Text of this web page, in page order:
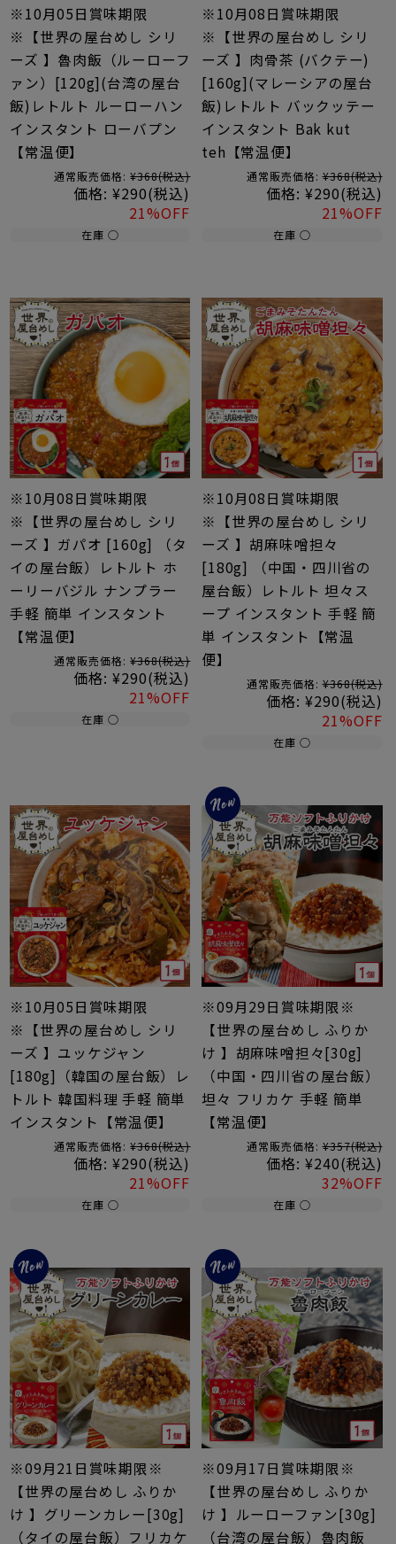
※10月05日賞味期限
※【世界の屋台めし シリ
ーズ 】魯肉飯（ルーローフ
ァン）[120g](台湾の屋台
飯)レトルト ルーローハン
インスタント ローバプン
【常温便】
通常販売価格: ¥368(税込)
価格: ¥290(税込)
21%OFF
在庫 ○
※10月08日賞味期限
※【世界の屋台めし シリ
ーズ 】肉骨茶 (バクテー)
[160g](マレーシアの屋台
飯)レトルト バックッテー
インスタント Bak kut
teh【常温便】
通常販売価格: ¥368(税込)
価格: ¥290(税込)
21%OFF
在庫 ○
※10月08日賞味期限
※【世界の屋台めし シリ
ーズ 】ガパオ [160g] （タ
イの屋台飯）レトルト ホ
ーリーバジル ナンプラー
手軽 簡単 インスタント
【常温便】
通常販売価格: ¥368(税込)
価格: ¥290(税込)
21%OFF
在庫 ○
※10月08日賞味期限
※【世界の屋台めし シリ
ーズ 】胡麻味噌担々
[180g] （中国・四川省の
屋台飯）レトルト 坦々ス
ープ インスタント 手軽 簡
単 インスタント【常温
便】
通常販売価格: ¥368(税込)
価格: ¥290(税込)
21%OFF
在庫 ○
※10月05日賞味期限
※【世界の屋台めし シリ
ーズ 】ユッケジャン
[180g]（韓国の屋台飯）レ
トルト 韓国料理 手軽 簡単
インスタント【常温便】
通常販売価格: ¥368(税込)
価格: ¥290(税込)
21%OFF
在庫 ○
※09月29日賞味期限※
【世界の屋台めし ふりか
け 】胡麻味噌担々[30g]
（中国・四川省の屋台飯）
坦々 フリカケ 手軽 簡単
【常温便】
通常販売価格: ¥357(税込)
価格: ¥240(税込)
32%OFF
在庫 ○
※09月21日賞味期限※
【世界の屋台めし ふりか
け 】グリーンカレー[30g]
（タイの屋台飯）フリカケ
※09月17日賞味期限※
【世界の屋台めし ふりか
け 】ルーローファン[30g]
（台湾の屋台飯）魯肉飯